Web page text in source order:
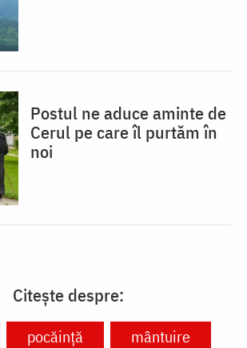
Postul ne aduce aminte de
Cerul pe care îl purtăm în
noi
Citește despre:
pocăință
mântuire